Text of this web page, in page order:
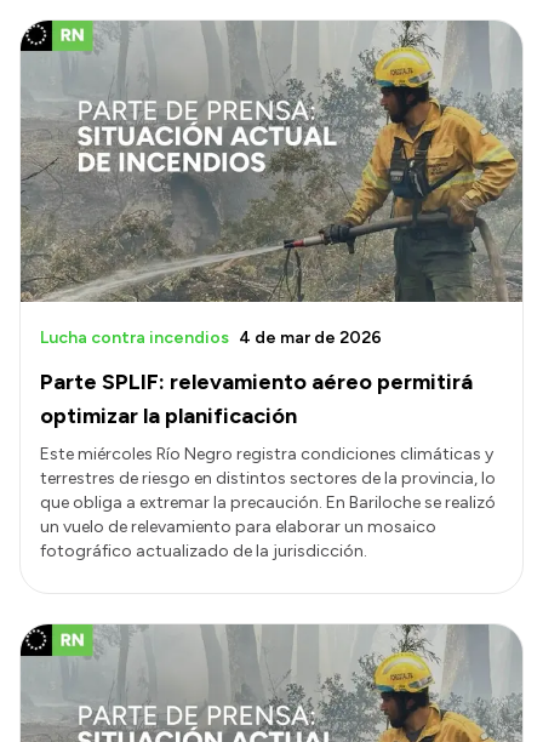
Parte SPLIF: relevamiento aéreo permitirá
optimizar la planificación
Lucha contra incendios 4 de mar de 2026
Este miércoles Río Negro registra condiciones climáticas y
terrestres de riesgo en distintos sectores de la provincia, lo
que obliga a extremar la precaución. En Bariloche se realizó
un vuelo de relevamiento para elaborar un mosaico
fotográfico actualizado de la jurisdicción.